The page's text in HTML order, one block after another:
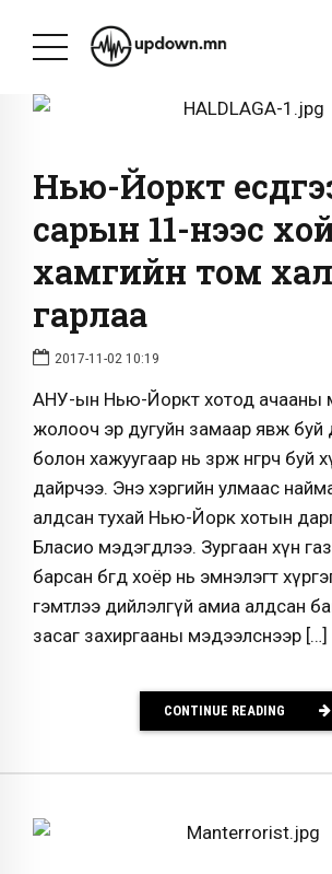
Нью-Йоркт
сарын 11-нээс
хамгийн том
гарлаа
2017-11-02 10:19
АНУ-ын Нью-Йоркт хотод ачааны
жолооч эр дугуйн замаар явж буй
болон хажуугаар нь зөрж өнгөрч буй
дайрчээ. Энэ хэргийн улмаас
алдсан тухай Нью-Йорк хотын
Бласио мэдэгдлээ. Зургаан хүн
барсан бөгөөд хоёр нь эмнэлэгт
гэмтлээ дийлэлгүй амиа алдсан
засаг захиргааны мэдээлснээр […]
CONTINUE READING